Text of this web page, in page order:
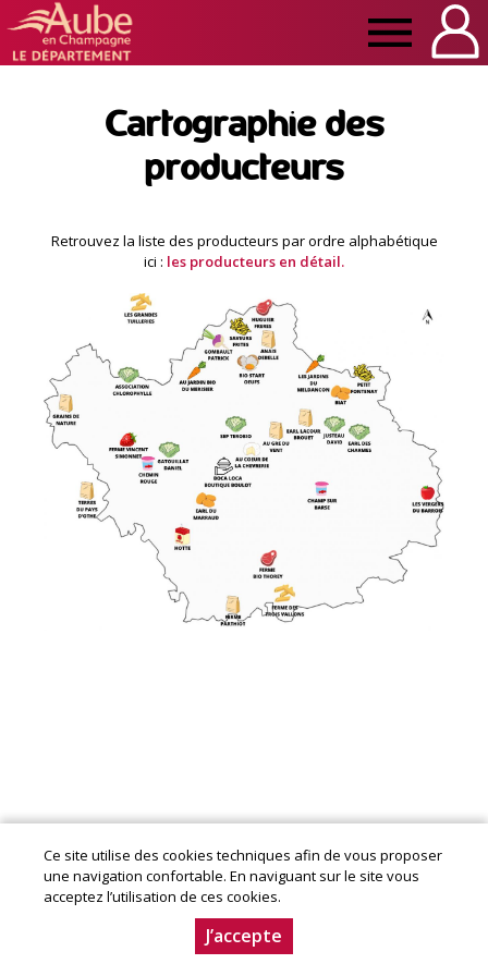
Aube
Cartographie des
producteurs
Retrouvez la liste des producteurs par ordre alphabétique
ici : les producteurs en détail.
Mentions légales|Conditions Générales de Ventes|
Charte producteur
© Copyright 2020-2024 - Aube en Champagne - Le
Département. Conception :Dynapse- Partenaire numérique
des circuits courts.
Ce site utilise des cookies techniques afin de vous proposer
une navigation confortable. En naviguant sur le site vous
acceptez l’utilisation de ces cookies.
J’accepte